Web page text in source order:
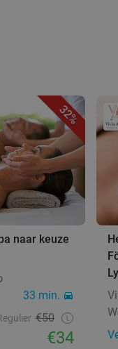
32%
naar keuze
33 min.
€50
€34